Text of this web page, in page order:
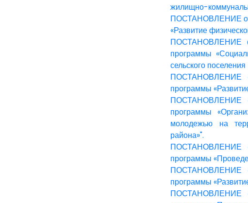
жилищно-
ПОСТАНОВЛЕНИЕ от
«Развитие
ПОСТАНОВЛЕНИЕ
программы
сельского
ПОСТАНОВЛЕНИЕ
программы
ПОСТАНОВЛЕНИЕ
программы
молодежью на
района»".
ПОСТАНОВЛЕНИЕ
программы
ПОСТАНОВЛЕНИЕ
программы
ПОСТАНОВЛЕНИЕ